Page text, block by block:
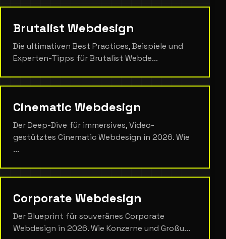
Brutalist Webdesign
Die ultimativen Best Practices, Beispiele und
Experten-Tipps für Brutalist Webde...
Cinematic Webdesign
Der Deep-Dive für immersives, Video-
gestütztes Cinematic Webdesign in 2026. Wie
...
Corporate Webdesign
Der Blueprint für souveränes Corporate
Webdesign in 2026. Wie Konzerne und Großu...